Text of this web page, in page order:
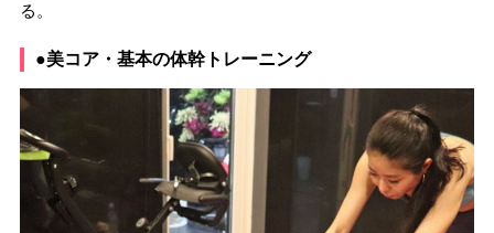
る。
●美コア・基本の体幹トレーニング